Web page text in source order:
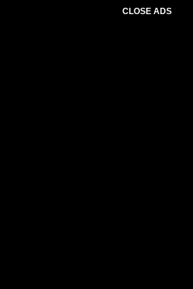
CLOSE ADS